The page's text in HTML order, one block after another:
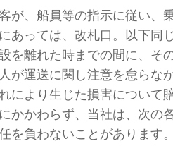
が、船員等の指示に従い、
あっては、改札口。以下同
を離れた時までの間に、そ
が運送に関し注意を怠らな
により生じた損害について
かかわらず、当社は、次の
を負わないことがあります